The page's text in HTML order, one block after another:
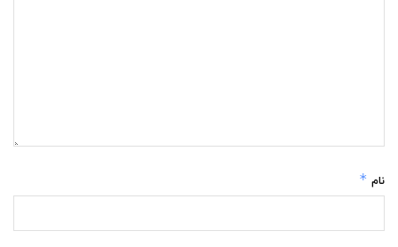
نام *